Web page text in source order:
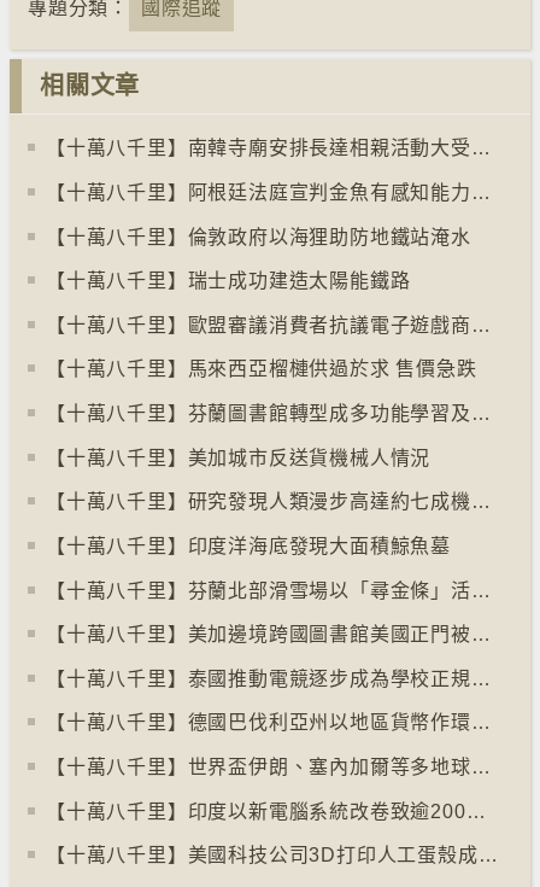
專題分類： 國際追蹤
相關文章
【十萬八千里】南韓寺廟安排長達相親活動大受歡迎
【十萬八千里】阿根廷法庭宣判金魚有感知能力須從壽司店移走
【十萬八千里】倫敦政府以海狸助防地鐵站淹水
【十萬八千里】瑞士成功建造太陽能鐵路
【十萬八千里】歐盟審議消費者抗議電子遊戲商關閉伺服器
【十萬八千里】馬來西亞榴槤供過於求 售價急跌
【十萬八千里】芬蘭圖書館轉型成多功能學習及娛樂中心
【十萬八千里】美加城市反送貨機械人情況
【十萬八千里】研究發現人類漫步高達約七成機率「逆時針」行走
【十萬八千里】印度洋海底發現大面積鯨魚墓
【十萬八千里】芬蘭北部滑雪場以「尋金條」活動吸引遊客
【十萬八千里】美加邊境跨國圖書館美國正門被禁另開「加拿大」門
【十萬八千里】泰國推動電競逐步成為學校正規課程
【十萬八千里】德國巴伐利亞州以地區貨幣作環保金融工具
【十萬八千里】世界盃伊朗、塞內加爾等多地球迷入境美國極有可能被拒絕入境
【十萬八千里】印度以新電腦系統改卷致逾200萬考生成績或有出錯
【十萬八千里】美國科技公司3D打印人工蛋殼成功孵化小雞